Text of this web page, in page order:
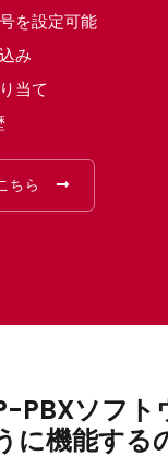
を設定可能
み
当て
ちら
PBXソフト
に機能する